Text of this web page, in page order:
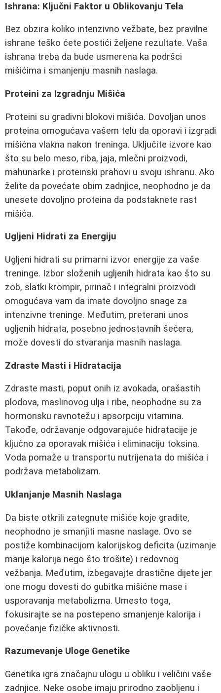
Ishrana: Ključni Faktor u Oblikovanju Tela
Bez obzira koliko intenzivno vežbate, bez pravilne
ishrane teško ćete postići željene rezultate. Vaša
ishrana treba da bude usmerena ka podršci
mišićima i smanjenju masnih naslaga.
Proteini za Izgradnju Mišića
Proteini su gradivni blokovi mišića. Dovoljan unos
proteina omogućava vašem telu da oporavi i izgradi
mišićna vlakna nakon treninga. Uključite izvore kao
što su belo meso, riba, jaja, mlečni proizvodi,
mahunarke i proteinski prahovi u svoju ishranu. Ako
želite da povećate obim zadnjice, neophodno je da
unesete dovoljno proteina da podstaknete rast
mišića.
Ugljeni Hidrati za Energiju
Ugljeni hidrati su primarni izvor energije za vaše
treninge. Izbor složenih ugljenih hidrata kao što su
zob, slatki krompir, pirinač i integralni proizvodi
omogućava vam da imate dovoljno snage za
intenzivne treninge. Međutim, preterani unos
ugljenih hidrata, posebno jednostavnih šećera,
može dovesti do stvaranja masnih naslaga.
Zdraste Masti i Hidratacija
Zdraste masti, poput onih iz avokada, orašastih
plodova, maslinovog ulja i ribe, neophodne su za
hormonsku ravnotežu i apsorpciju vitamina.
Takođe, održavanje odgovarajuće hidratacije je
ključno za oporavak mišića i eliminaciju toksina.
Voda pomaže u transportu nutrijenata do mišića i
podržava metabolizam.
Uklanjanje Masnih Naslaga
Da biste otkrili zategnute mišiće koje gradite,
neophodno je smanjiti masne naslage. Ovo se
postiže kombinacijom kalorijskog deficita (uzimanje
manje kalorija nego što trošite) i redovnog
vežbanja. Međutim, izbegavajte drastične dijete jer
one mogu dovesti do gubitka mišićne mase i
usporavanja metabolizma. Umesto toga,
fokusirajte se na postepeno smanjenje kalorija i
povećanje fizičke aktivnosti.
Razumevanje Uloge Genetike
Genetika igra značajnu ulogu u obliku i veličini vaše
zadnjice. Neke osobe imaju prirodno zaobljenu i